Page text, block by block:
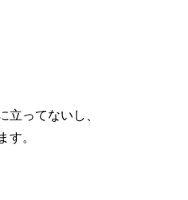
立ってないし、
す。